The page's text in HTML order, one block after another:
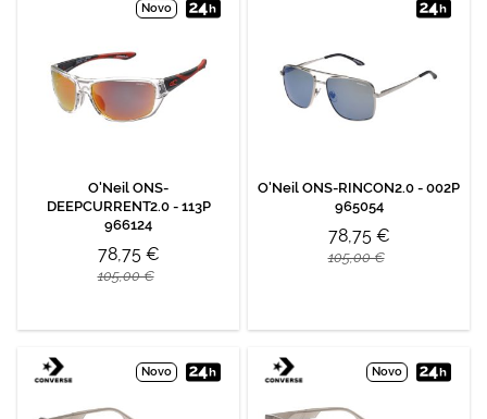
Novo
O'Neil ONS-
DEEPCURRENT2.0 - 113P
966124
78,75 €
105,00 €
O'Neil ONS-RINCON2.0 - 002P
965054
78,75 €
105,00 €
Novo Novo